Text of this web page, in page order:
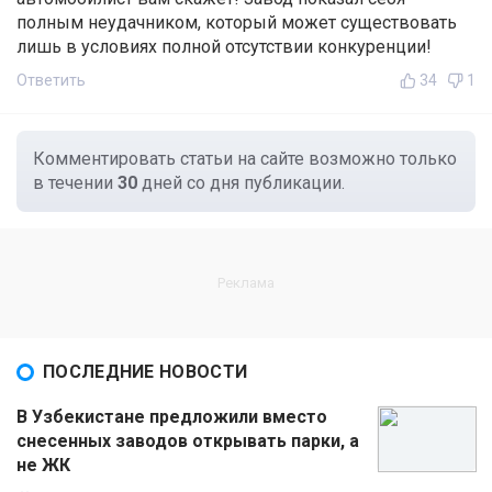
полным неудачником, который может существовать
лишь в условиях полной отсутствии конкуренции!
Ответить 34 1
Комментировать статьи на сайте возможно только
в течении 30 дней со дня публикации.
ПОСЛЕДНИЕ НОВОСТИ
В Узбекистане предложили вместо
снесенных заводов открывать парки, а
не ЖК